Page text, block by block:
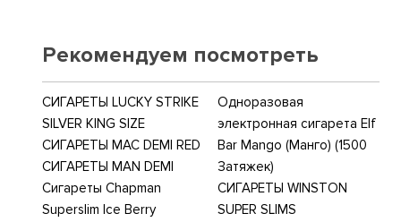
Рекомендуем посмотреть
СИГАРЕТЫ LUCKY STRIKE
SILVER KING SIZE
СИГАРЕТЫ MAC DEMI RED
СИГАРЕТЫ MAN DEMI
Сигареты Chapman
Superslim Ice Berry
Одноразовая
электронная сигарета Elf
Bar Mango (Манго) (1500
Затяжек)
СИГАРЕТЫ WINSTON
SUPER SLIMS